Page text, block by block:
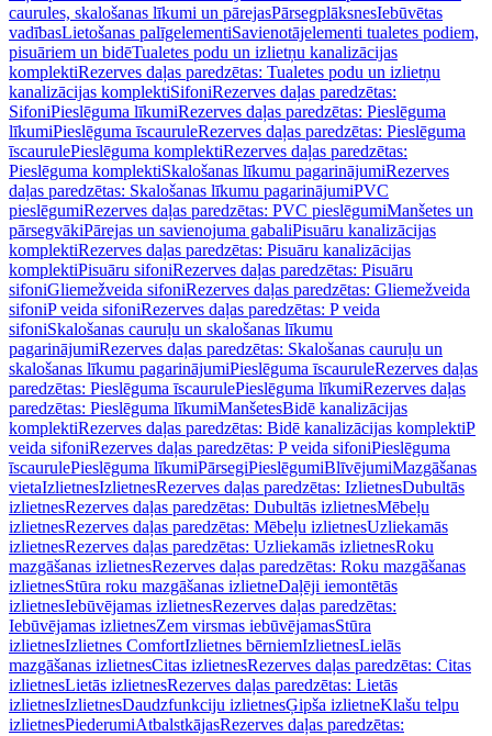
caurules, skalošanas līkumi un pārejasPārsegplāksnesIebūvētas
vadībasLietošanas palīgelementiSavienotājelementi tualetes podiem,
pisuāriem un bidēTualetes podu un izlietņu kanalizācijas
komplektiRezerves daļas paredzētas: Tualetes podu un izlietņu
kanalizācijas komplektiSifoniRezerves daļas paredzētas:
SifoniPieslēguma līkumiRezerves daļas paredzētas: Pieslēguma
līkumiPieslēguma īscauruleRezerves daļas paredzētas: Pieslēguma
īscaurulePieslēguma komplektiRezerves daļas paredzētas:
Pieslēguma komplektiSkalošanas līkumu pagarinājumiRezerves
daļas paredzētas: Skalošanas līkumu pagarinājumiPVC
pieslēgumiRezerves daļas paredzētas: PVC pieslēgumiManšetes un
pārsegvākiPārejas un savienojuma gabaliPisuāru kanalizācijas
komplektiRezerves daļas paredzētas: Pisuāru kanalizācijas
komplektiPisuāru sifoniRezerves daļas paredzētas: Pisuāru
sifoniGliemežveida sifoniRezerves daļas paredzētas: Gliemežveida
sifoniP veida sifoniRezerves daļas paredzētas: P veida
sifoniSkalošanas cauruļu un skalošanas līkumu
pagarinājumiRezerves daļas paredzētas: Skalošanas cauruļu un
skalošanas līkumu pagarinājumiPieslēguma īscauruleRezerves daļas
paredzētas: Pieslēguma īscaurulePieslēguma līkumiRezerves daļas
paredzētas: Pieslēguma līkumiManšetesBidē kanalizācijas
komplektiRezerves daļas paredzētas: Bidē kanalizācijas komplektiP
veida sifoniRezerves daļas paredzētas: P veida sifoniPieslēguma
īscaurulePieslēguma līkumiPārsegiPieslēgumiBlīvējumiMazgāšanas
vietaIzlietnesIzlietnesRezerves daļas paredzētas: IzlietnesDubultās
izlietnesRezerves daļas paredzētas: Dubultās izlietnesMēbeļu
izlietnesRezerves daļas paredzētas: Mēbeļu izlietnesUzliekamās
izlietnesRezerves daļas paredzētas: Uzliekamās izlietnesRoku
mazgāšanas izlietnesRezerves daļas paredzētas: Roku mazgāšanas
izlietnesStūra roku mazgāšanas izlietneDaļēji iemontētās
izlietnesIebūvējamas izlietnesRezerves daļas paredzētas:
Iebūvējamas izlietnesZem virsmas iebūvējamasStūra
izlietnesIzlietnes ComfortIzlietnes bērniemIzlietnesLielās
mazgāšanas izlietnesCitas izlietnesRezerves daļas paredzētas: Citas
izlietnesLietās izlietnesRezerves daļas paredzētas: Lietās
izlietnesIzlietnesDaudzfunkciju izlietnesĢipša izlietneKlašu telpu
izlietnesPiederumiAtbalstkājasRezerves daļas paredzētas: